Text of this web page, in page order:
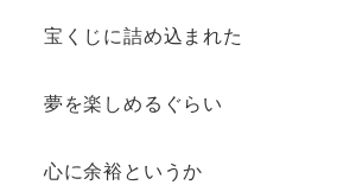
宝くじに詰め込まれた
夢を楽しめるぐらい
心に余裕というか